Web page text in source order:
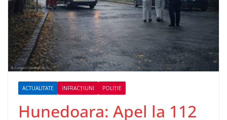
ACTUALITATE INFRACȚIUNI POLIȚIE
Hunedoara: Apel la 112